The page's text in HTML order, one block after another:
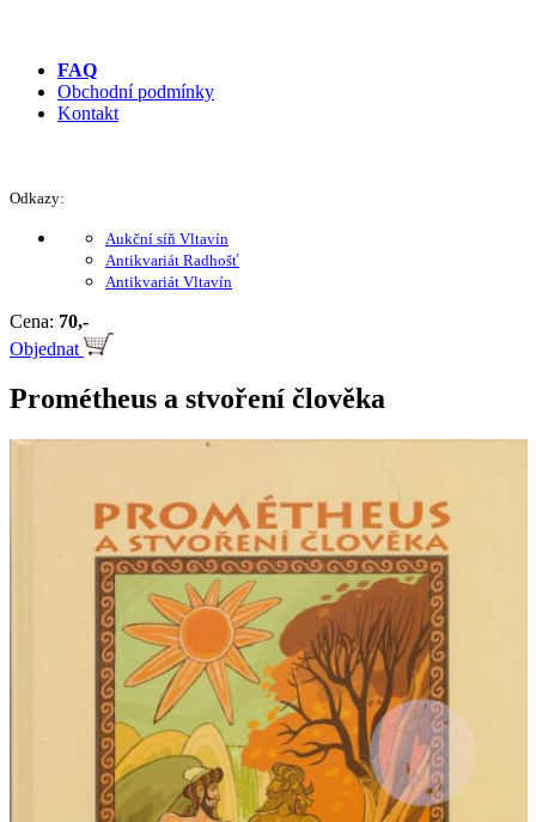
FAQ
Obchodní podmínky
Kontakt
Odkazy:
Aukční síň Vltavín
Antikvariát Radhošť
Antikvariát Vltavín
Cena: 70,-
Objednat
Prométheus a stvoření člověka